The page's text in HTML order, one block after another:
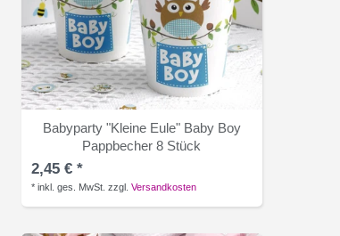
Babyparty "Kleine Eule" Baby Boy
Pappbecher 8 Stück
2,45 € *
*inkl. ges. MwSt. zzgl.Versandkosten